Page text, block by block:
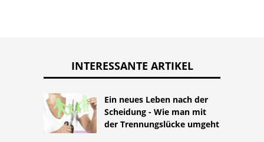
INTERESSANTE ARTIKEL
Ein neues Leben nach der
Scheidung - Wie man mit
der Trennungslücke umgeht